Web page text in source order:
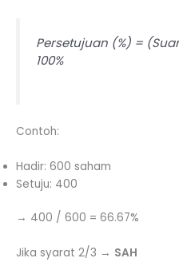
Persetujuan (%) =
100%
Contoh:
Hadir: 600 saham
Setuju: 400
→ 400 / 600 = 66.67%
Jika syarat 2/3 → SAH